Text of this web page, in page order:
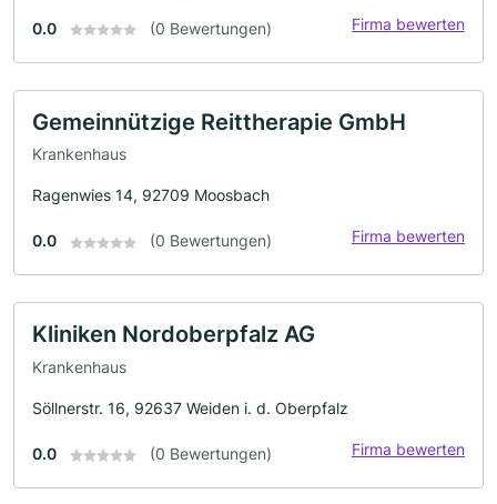
0.0 (0 Bewertungen) Firma bewerten
Gemeinnützige Reittherapie GmbH
Krankenhaus
Ragenwies 14, 92709 Moosbach
0.0 (0 Bewertungen) Firma bewerten
Kliniken Nordoberpfalz AG
Krankenhaus
Söllnerstr. 16, 92637 Weiden i. d. Oberpfalz
0.0 (0 Bewertungen) Firma bewerten